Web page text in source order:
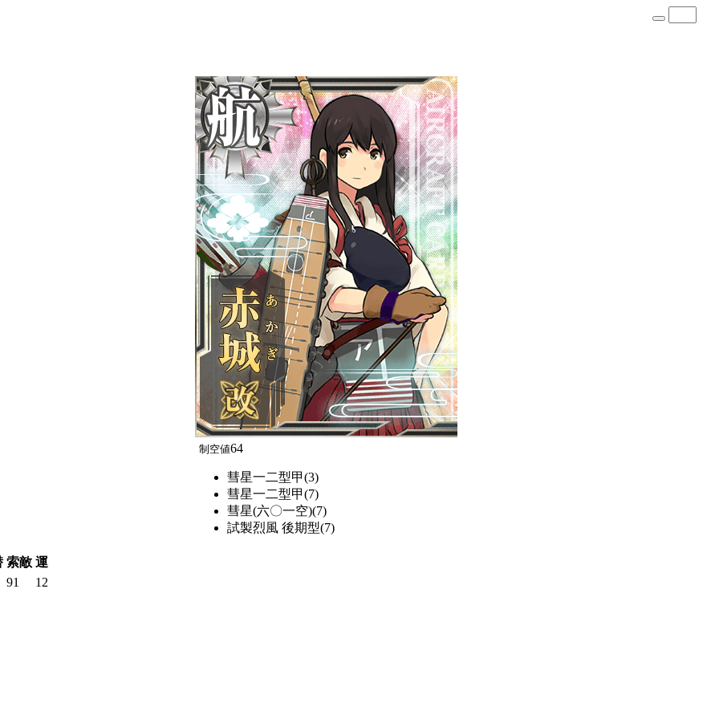
制空値64
彗星一二型甲(3)
彗星一二型甲(7)
彗星(六〇一空)(7)
試製烈風 後期型(7)
索敵 運
91 12